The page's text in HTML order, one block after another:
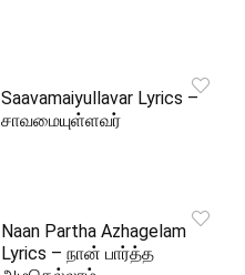
Saavamaiyullavar Lyrics –
சாவமையுள்ளவர்
Naan Partha Azhagelam
Lyrics – நான் பார்த்த